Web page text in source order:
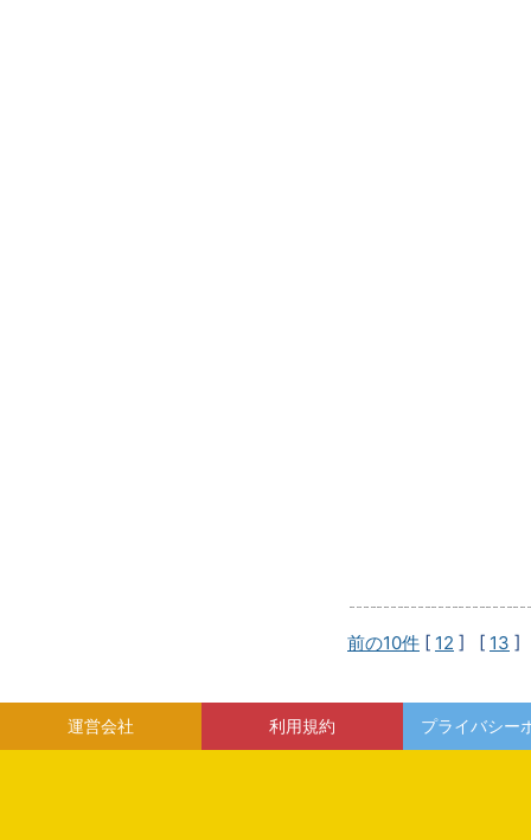
前の10件 [ 12 ] [ 13 ]
運営会社 利用規約 プライバシー